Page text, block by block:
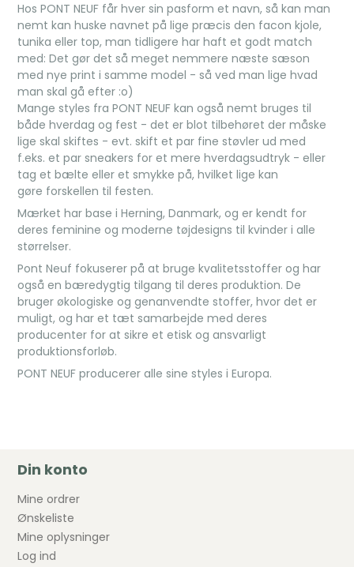
Hos PONT NEUF får hver sin pasform et navn, så kan man
nemt kan huske navnet på lige præcis den facon kjole,
tunika eller top, man tidligere har haft et godt match
med: Det gør det så meget nemmere næste sæson
med nye print i samme model - så ved man lige hvad
man skal gå efter :o)
Mange styles fra PONT NEUF kan også nemt bruges til
både hverdag og fest - det er blot tilbehøret der måske
lige skal skiftes - evt. skift et par fine støvler ud med
f.eks. et par sneakers for et mere hverdagsudtryk - eller
tag et bælte eller et smykke på, hvilket lige kan
gøre forskellen til festen.
Mærket har base i Herning, Danmark, og er kendt for
deres feminine og moderne tøjdesigns til kvinder i alle
størrelser.
Pont Neuf fokuserer på at bruge kvalitetsstoffer og har
også en bæredygtig tilgang til deres produktion. De
bruger økologiske og genanvendte stoffer, hvor det er
muligt, og har et tæt samarbejde med deres
producenter for at sikre et etisk og ansvarligt
produktionsforløb.
PONT NEUF producerer alle sine styles i Europa.
Din konto
Mine ordrer
Ønskeliste
Mine oplysninger
Log ind